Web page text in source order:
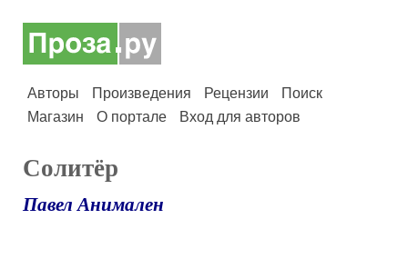
Авторы Произведения Рецензии
Поиск
Магазин
О портале Вход для авторов
Солитёр
Павел Анимален